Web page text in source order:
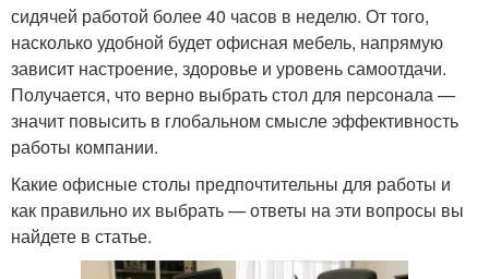
сидячей работой более 40 часов в неделю. От того,
насколько удобной будет офисная мебель, напрямую
зависит настроение, здоровье и уровень самоотдачи.
Получается, что верно выбрать стол для персонала —
значит повысить в глобальном смысле эффективность
работы компании.
Какие офисные столы предпочтительны для работы и
как правильно их выбрать — ответы на эти вопросы вы
найдете в статье.